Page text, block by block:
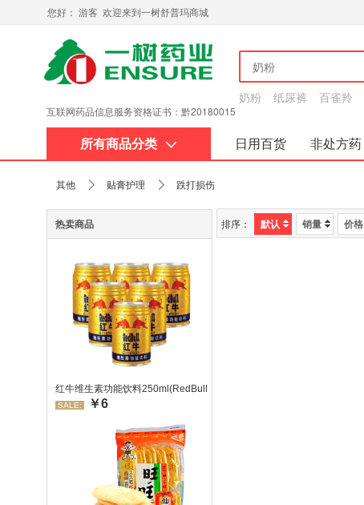
您好： 游客 欢迎来到一树舒普玛商城
互联网药品信息服务资格证书：黔20180015
奶粉 纸尿裤 百雀羚
所有商品分类 日用百货 非处方药
关于我们
其他 贴膏护理 跌打损伤
热卖商品
红牛维生素功能饮料250ml(RedBull/红牛)
SALE: ￥6
排序： 默认 销量 价格